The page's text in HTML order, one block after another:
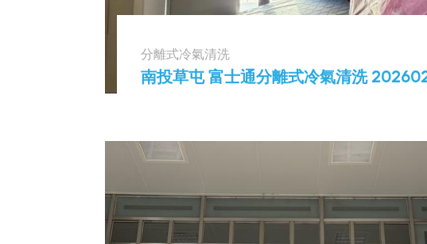
分離式冷氣清洗
南投草屯 富士通分離式冷氣清洗